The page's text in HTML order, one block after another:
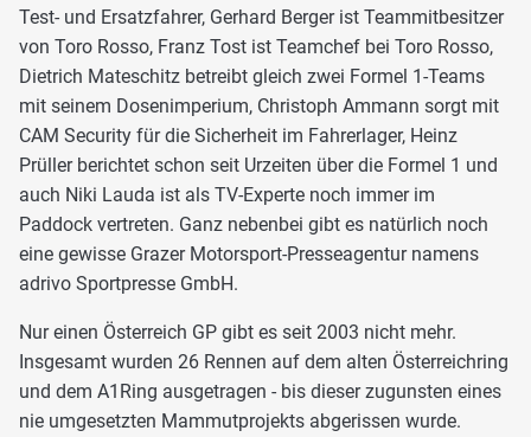
Test- und Ersatzfahrer, Gerhard Berger ist Teammitbesitzer
von Toro Rosso, Franz Tost ist Teamchef bei Toro Rosso,
Dietrich Mateschitz betreibt gleich zwei Formel 1-Teams
mit seinem Dosenimperium, Christoph Ammann sorgt mit
CAM Security für die Sicherheit im Fahrerlager, Heinz
Prüller berichtet schon seit Urzeiten über die Formel 1 und
auch Niki Lauda ist als TV-Experte noch immer im
Paddock vertreten. Ganz nebenbei gibt es natürlich noch
eine gewisse Grazer Motorsport-Presseagentur namens
adrivo Sportpresse GmbH.
Nur einen Österreich GP gibt es seit 2003 nicht mehr.
Insgesamt wurden 26 Rennen auf dem alten Österreichring
und dem A1Ring ausgetragen - bis dieser zugunsten eines
nie umgesetzten Mammutprojekts abgerissen wurde.